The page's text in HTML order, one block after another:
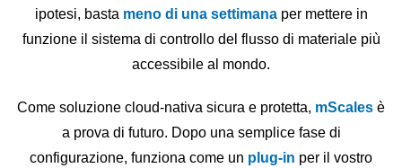
ipotesi, basta meno di una settimana per mettere in
funzione il sistema di controllo del flusso di materiale più
accessibile al mondo.
Come soluzione cloud-nativa sicura e protetta, mScales è
a prova di futuro. Dopo una semplice fase di
configurazione, funziona come un plug-in per il vostro